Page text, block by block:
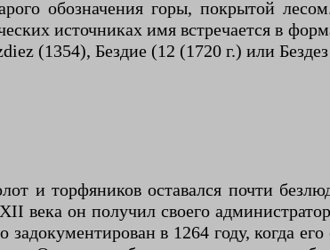
обозначения горы, покрытой
источниках имя встречается в
(1354), Бездие (12 (1720 г.) или
и торфяников оставался почти
века он получил своего
в 1264 году, когда